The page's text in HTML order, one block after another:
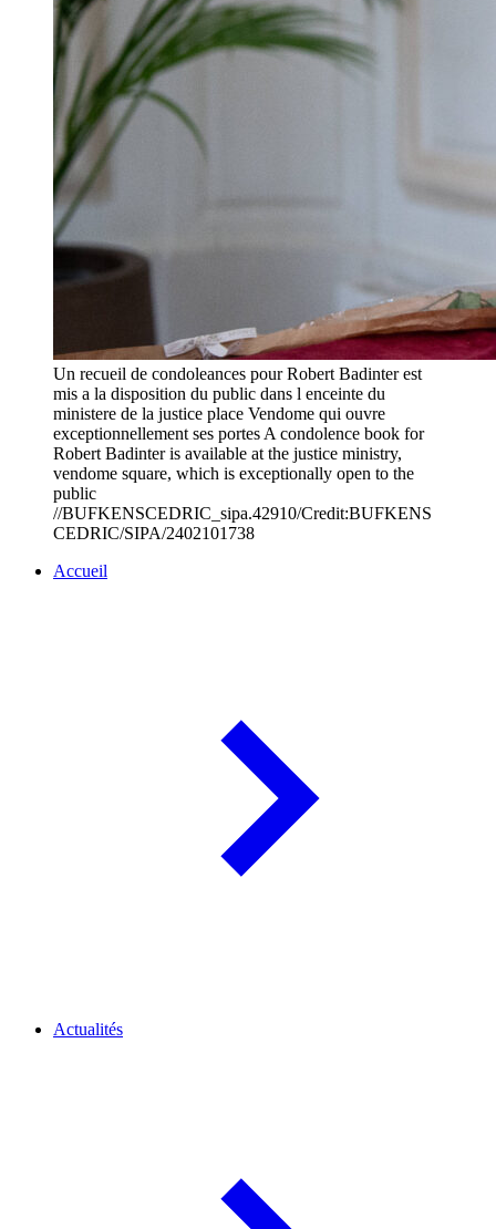
Un recueil de condoleances pour Robert Badinter est
mis a la disposition du public dans l enceinte du
ministere de la justice place Vendome qui ouvre
exceptionnellement ses portes A condolence book for
Robert Badinter is available at the justice ministry,
vendome square, which is exceptionally open to the
public
//BUFKENSCEDRIC_sipa.42910/Credit:BUFKENS
CEDRIC/SIPA/2402101738
Accueil
Actualités